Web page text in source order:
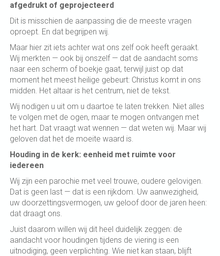
afgedrukt of geprojecteerd
Dit is misschien de aanpassing die de meeste vragen
oproept. En dat begrijpen wij.
Maar hier zit iets achter wat ons zelf ook heeft geraakt.
Wij merkten — ook bij onszelf — dat de aandacht soms
naar een scherm of boekje gaat, terwijl juist op dat
moment het meest heilige gebeurt: Christus komt in ons
midden. Het altaar is het centrum, niet de tekst.
Wij nodigen u uit om u daartoe te laten trekken. Niet alles
te volgen met de ogen, maar te mogen ontvangen met
het hart. Dat vraagt wat wennen — dat weten wij. Maar wij
geloven dat het de moeite waard is.
Houding in de kerk: eenheid met ruimte voor
iedereen
Wij zijn een parochie met veel trouwe, oudere gelovigen.
Dat is geen last — dat is een rijkdom. Uw aanwezigheid,
uw doorzettingsvermogen, uw geloof door de jaren heen:
dat draagt ons.
Juist daarom willen wij dit heel duidelijk zeggen: de
aandacht voor houdingen tijdens de viering is een
uitnodiging, geen verplichting. Wie niet kan staan, blijft